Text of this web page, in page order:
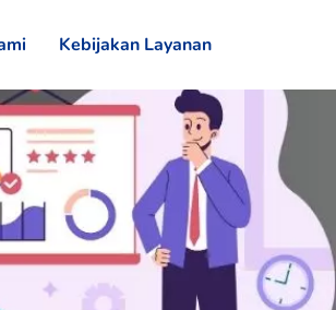
Kebijakan Layanan